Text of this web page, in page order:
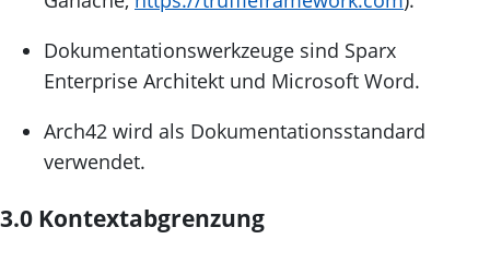
Dokumentationswerkzeuge sind Sparx
Enterprise Architekt und Microsoft Word.
Arch42 wird als Dokumentationsstandard
verwendet.
3.0 Kontextabgrenzung